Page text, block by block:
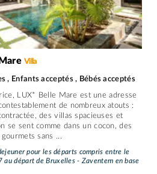
Villa
, Enfants acceptés , Bébés acceptés
LUX* Belle Mare est une adresse
de nombreux atouts :
des villas spacieuses et
se sent comme dans un cocon, des
sans ...
pour les départs compris entre le
départ de Bruxelles - Zaventem en base